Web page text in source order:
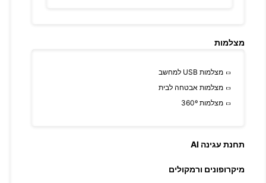
מצלמות
מצלמות USB למחשב
מצלמות אבטחה לבית
מצלמות 360º
תחנת עגינה AI
מיקרופונים ורמקולים